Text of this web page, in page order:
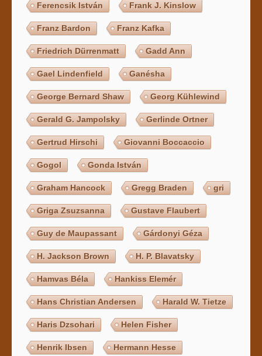
Ferencsik István Frank J. Kinslow
Franz Bardon Franz Kafka
Friedrich Dürrenmatt Gadd Ann
Gael Lindenfield Ganésha
George Bernard Shaw Georg Kühlewind
Gerald G. Jampolsky Gerlinde Ortner
Gertrud Hirschi Giovanni Boccaccio
Gogol Gonda István
Graham Hancock Gregg Braden gri
Griga Zsuzsanna Gustave Flaubert
Guy de Maupassant Gárdonyi Géza
H. Jackson Brown H. P. Blavatsky
Hamvas Béla Hankiss Elemér
Hans Christian Andersen Harald W. Tietze
Haris Dzsohari Helen Fisher
Henrik Ibsen Hermann Hesse